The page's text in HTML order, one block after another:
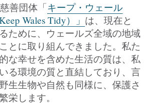
善団体「キープ・ウェール
Wales Tidy）」 は、現在と
ために、ウェールズ全域の地域
とに取り組んできました。私た
な幸せを含めた生活の質は、私
る環境の質と直結しており、言
生生物や自然も同様に、保護さ
栄します。